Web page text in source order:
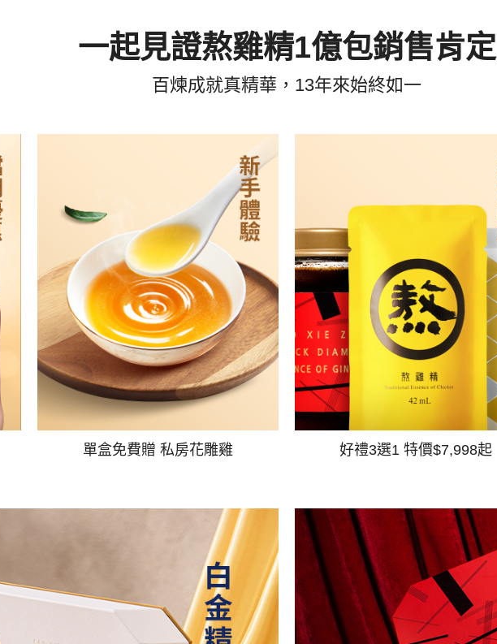
一起見證熬雞精1億包銷售肯定
百煉成就真精華，13年來始終如一
單盒免費贈 私房花雕雞 好禮3選1 特價$7,998起